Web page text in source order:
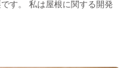
す。 私は屋根に関する開発